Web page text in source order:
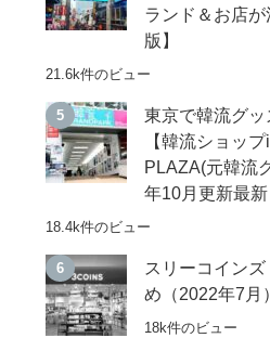
ランド＆お店
版】
21.6k件のビュー
東京で韓流グッ
【韓流ショッ
PLAZA(元韓流
年10月更新最新
18.4k件のビュー
スリーコイン
め（2022年7月）
18k件のビュー